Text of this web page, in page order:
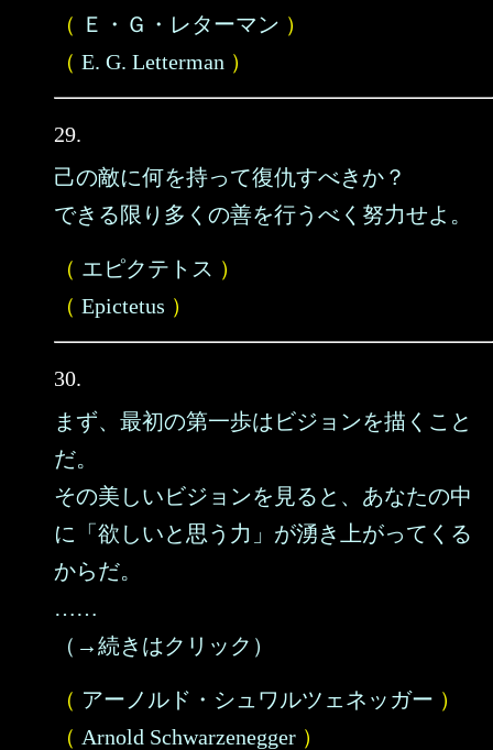
（ Ｅ・Ｇ・レターマン ）
（ E. G. Letterman ）
29.
己の敵に何を持って復仇すべきか？
できる限り多くの善を行うべく努力せよ。
（ エピクテトス ）
（ Epictetus ）
30.
まず、最初の第一歩はビジョンを描くこと
だ。
その美しいビジョンを見ると、あなたの中
に「欲しいと思う力」が湧き上がってくる
からだ。
……
（→続きはクリック）
（ アーノルド・シュワルツェネッガー ）
（ Arnold Schwarzenegger ）